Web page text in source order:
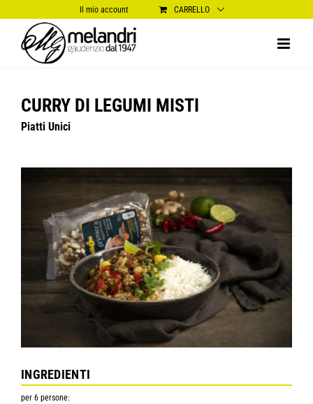
al
contenuto
Il mio account CARRELLO
CURRY DI LEGUMI MISTI
Piatti Unici
INGREDIENTI
per 6 persone: